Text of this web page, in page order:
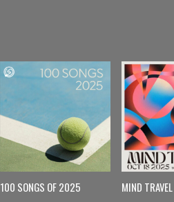
100 SONGS OF 2025 MIND TRAVEL